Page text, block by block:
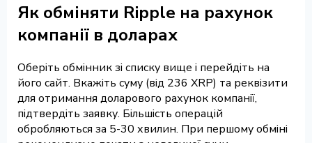
Як обміняти Ripple на рахунок
компанії в доларах
Оберіть обмінник зі списку вище і перейдіть на
його сайт. Вкажіть суму (від 236 XRP) та реквізити
для отримання доларового рахунок компанії,
підтвердіть заявку. Більшість операцій
обробляються за 5-30 хвилин. При першому обміні